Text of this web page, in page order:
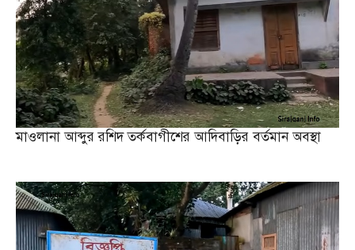
মাওলানা আব্দুর রশিদ তর্কবাগীশের আদিবাড়ির বর্তমান অবস্থা